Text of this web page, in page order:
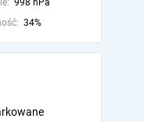
998 hPa
34%